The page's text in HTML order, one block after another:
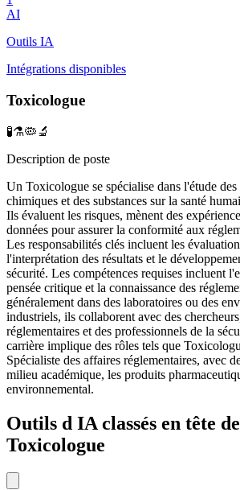
AI
Outils IA
Intégrations disponibles
Toxicologue
🧪⚗️🦠🔬
Description de poste
Un Toxicologue se spécialise dans l'étude
chimiques et des substances sur la santé
Ils évaluent les risques, mènent des
données pour assurer la conformité aux
Les responsabilités clés incluent les
l'interprétation des résultats et le
sécurité. Les compétences requises incluent
pensée critique et la connaissance des
généralement dans des laboratoires ou des
industriels, ils collaborent avec des
réglementaires et des professionnels de la
carrière implique des rôles tels que
Spécialiste des affaires réglementaires, avec
milieu académique, les produits
environnemental.
Outils d IA classés en tête
Toxicologue